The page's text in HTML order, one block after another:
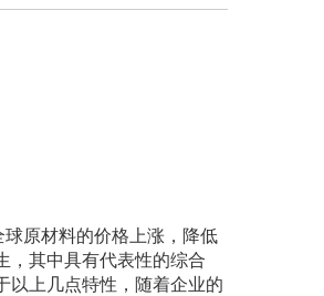
原材料的价格上涨，降低
，其中具有代表性的综合
以上几点特性，随着企业的